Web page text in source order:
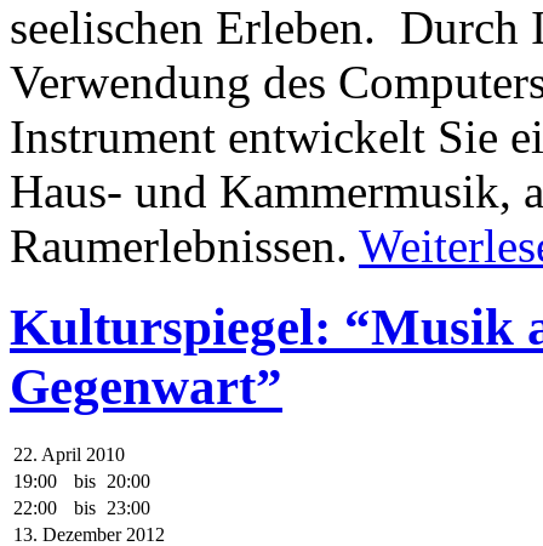
seelischen Erleben. Durch
Verwendung des
Instrument entwickelt Sie
Haus- und Kammermusik,
Raumerlebnissen.
Kulturspiegel: “Musik
Gegenwart”
22. April 2010
19:00
bis 20:00
22:00
bis 23:00
13. Dezember 2012